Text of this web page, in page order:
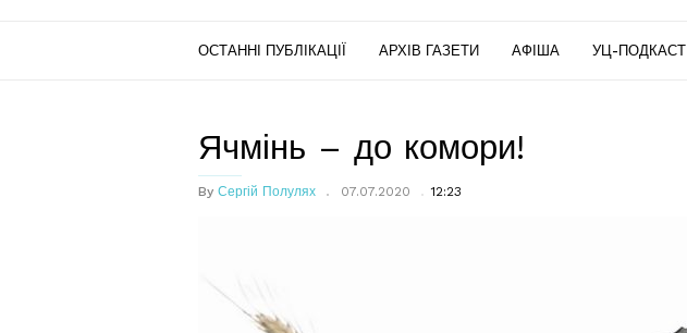
ОСТАННІ ПУБЛІКАЦІЇ АРХІВ ГАЗЕТИ АФІША УЦ-ПОДКАСТ
Ячмінь – до комори!
By Сергій Полулях 07.07.2020 12:23